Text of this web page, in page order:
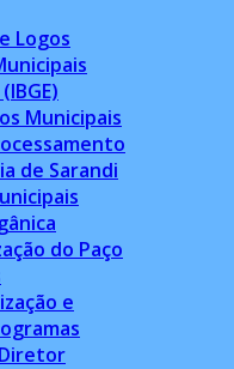
Logos
Municipais
de Sarandi
do Paço
e